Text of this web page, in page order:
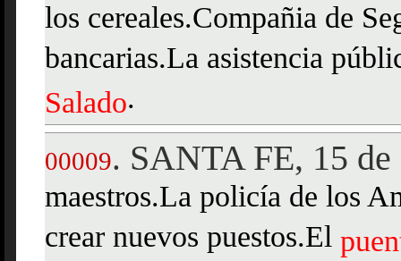
los cereales.Compañia de
bancarias.La asistencia
Salado.
00009. SANTA FE, 15 de
maestros.La policía de los
crear nuevos puestos.El